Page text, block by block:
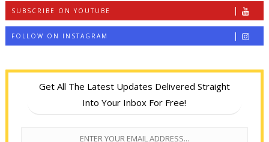
SUBSCRIBE ON YOUTUBE
FOLLOW ON INSTAGRAM
Get All The Latest Updates Delivered Straight
Into Your Inbox For Free!